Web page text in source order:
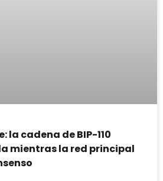
la cadena de BIP-110
mientras la red principal